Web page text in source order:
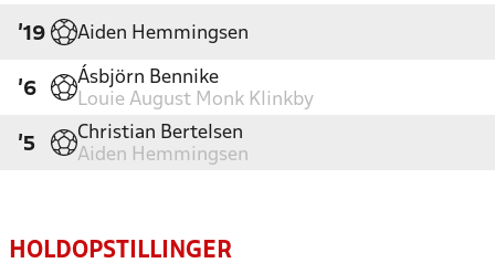
'19 Aiden Hemmingsen
'6
Ásbjörn Bennike
Louie August Monk Klinkby
'5
Christian Bertelsen
Aiden Hemmingsen
HOLDOPSTILLINGER